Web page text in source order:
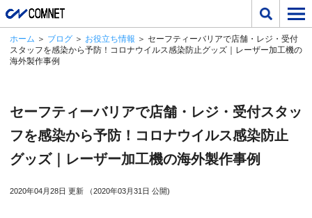
ホーム ＞ ブログ ＞ お役立ち情報 ＞ セーフティーバリアで店舗・レジ・受付
スタッフを感染から予防！コロナウイルス感染防止グッズ｜レーザー加工機の
海外製作事例
セーフティーバリアで店舗・レジ・受付スタッ
フを感染から予防！コロナウイルス感染防止
グッズ｜レーザー加工機の海外製作事例
2020年04月28日 更新 （2020年03月31日 公開)